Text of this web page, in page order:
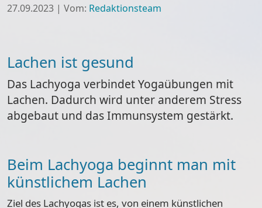
27.09.2023 | Vom: Redaktionsteam
Lachen ist gesund
Das Lachyoga verbindet Yogaübungen mit
Lachen. Dadurch wird unter anderem Stress
abgebaut und das Immunsystem gestärkt.
Beim Lachyoga beginnt man mit
künstlichem Lachen
Ziel des Lachyogas ist es, von einem künstlichen